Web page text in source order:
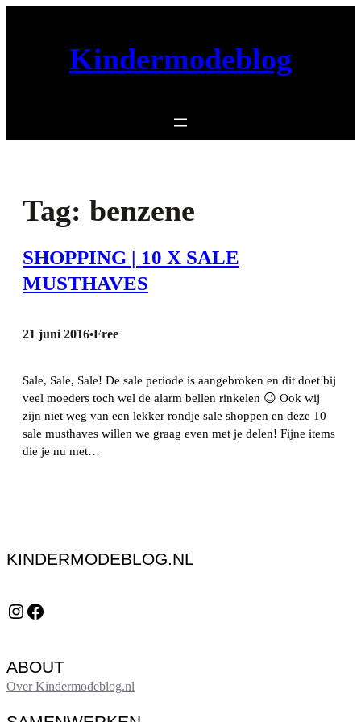
Kindermodeblog
Tag: benzene
SHOPPING | 10 X SALE
MUSTHAVES
21 juni 2016•Free
Sale, Sale, Sale! De sale periode is aangebroken en dit doet bij
veel moeders toch wel de alarm bellen rinkelen 😉 Ook wij
zijn niet weg van een lekker rondje sale shoppen en deze 10
sale musthaves willen we graag even met je delen! Fijne items
die je nu met…
KINDERMODEBLOG.NL
Instagram Facebook
ABOUT
Over Kindermodeblog.nl